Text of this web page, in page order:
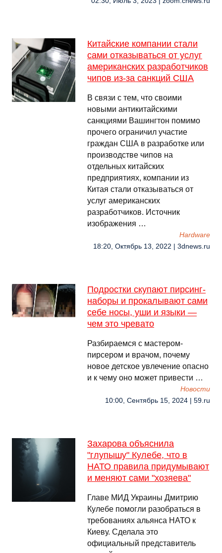
Китайские компании стали
сами отказываться от услуг
американских разработчиков
чипов из-за санкций США
В связи с тем, что своими
новыми антикитайскими
санкциями Вашингтон помимо
прочего ограничил участие
граждан США в разработке или
производстве чипов на
отдельных китайских
предприятиях, компании из
Китая стали отказываться от
услуг американских
разработчиков. Источник
изображения …
Hardware
18:20, Октябрь 13, 2022 | 3dnews.ru
Подростки скупают пирсинг-
наборы и прокалывают сами
себе носы, уши и языки —
чем это чревато
Разбираемся с мастером-
пирсером и врачом, почему
новое детское увлечение опасно
и к чему оно может привести …
Новости
10:00, Сентябрь 15, 2024 | 59.ru
Захарова объяснила
"глупышу" Кулебе, что в
НАТО правила придумывают
и меняют сами "хозяева"
Главе МИД Украины Дмитрию
Кулебе помогли разобраться в
требованиях альянса НАТО к
Киеву. Сделала это
официальный представитель